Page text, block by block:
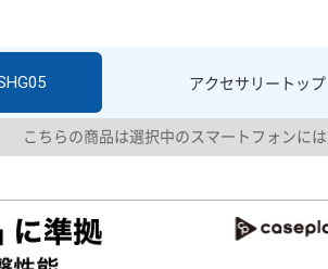
アクセサリー トップ
こちらの商品は選択中のスマートフォンには